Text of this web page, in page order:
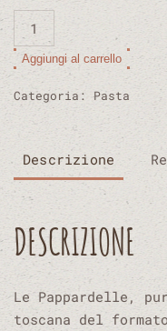
Papparderle
-
Pasta
biologica
di
semola
di
grano
duro
quantità
Aggiungi al carrello
Categoria:Pasta
Descrizione
DESCRIZIONE
Le Pappardelle,
toscana del